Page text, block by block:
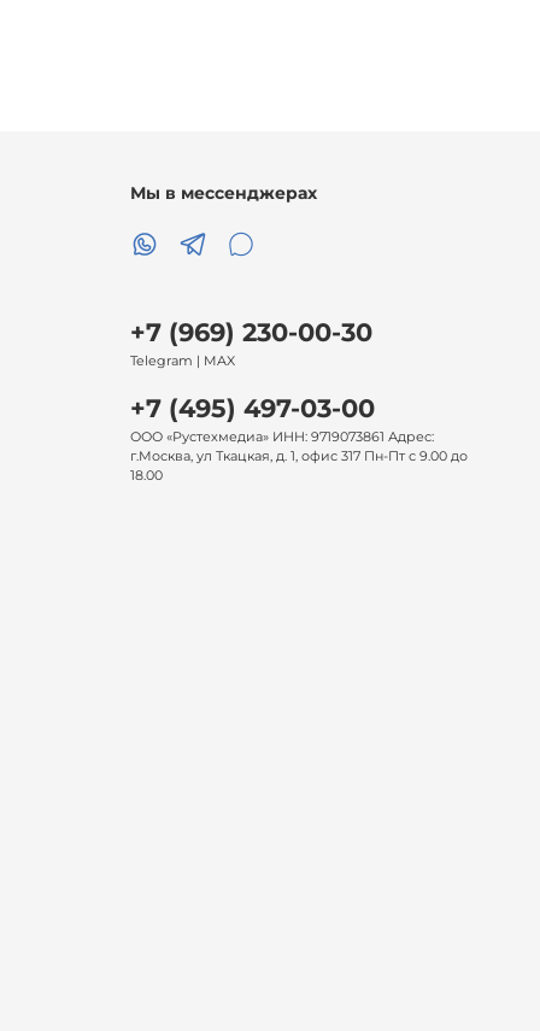
Мы в мессенджерах
+7 (969) 230-00-30
Telegram | MAX
+7 (495) 497-03-00
ООО «Рустехмедиа» ИНН: 9719073861 Адрес:
г.Москва, ул Ткацкая, д. 1, офис 317 Пн-Пт с 9.00 до
18.00